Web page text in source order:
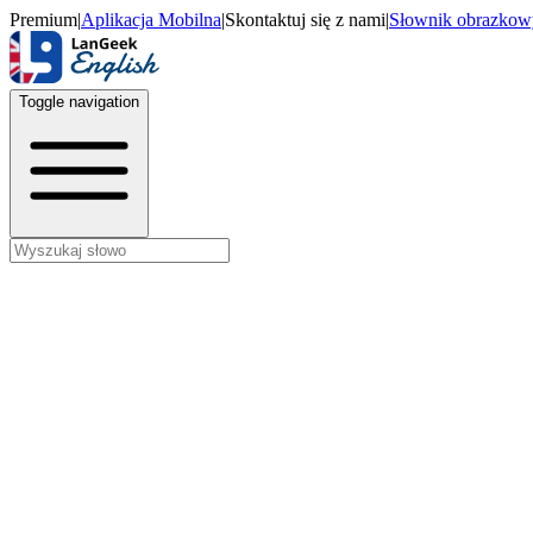
Premium|Aplikacja Mobilna|Skontaktuj się z nami|Słownik
Toggle navigation